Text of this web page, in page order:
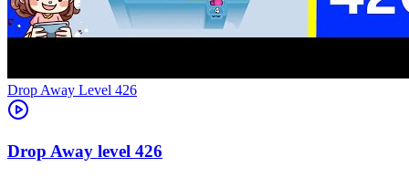
Level 426
426